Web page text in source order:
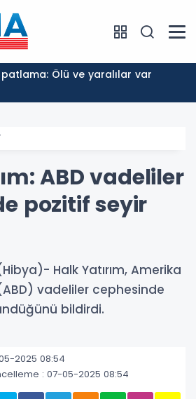
patlama: Ölü ve yaralılar var
ABD vadeliler
pozitif seyir
Halk Yatırım, Amerika
vadeliler cephesinde
bildirdi.
2025 08:54
: 07-05-2025 08:54